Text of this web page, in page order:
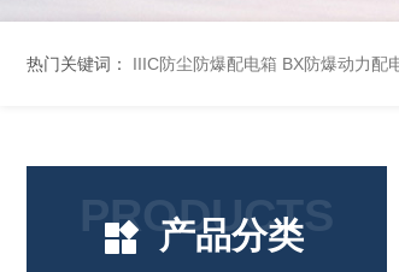
热门关键词： IIIC防尘防爆配电箱 BX防爆动力配
PRODUCTS
产品分类